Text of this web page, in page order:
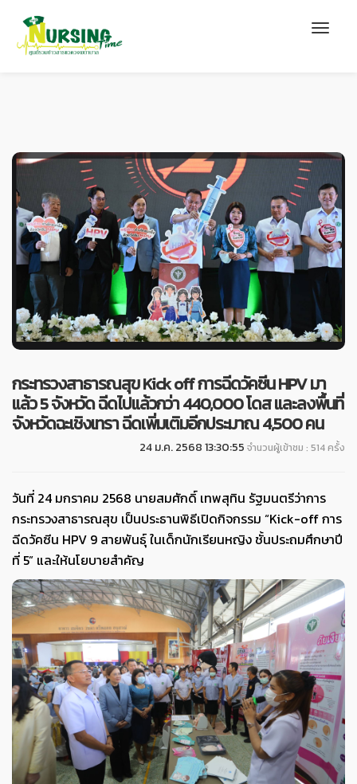
กระทรวงสาธารณสุข Kick off การฉีดวัคซีน HPV มา
แล้ว 5 จังหวัด ฉีดไปแล้วกว่า 440,000 โดส และลงพื้นที่
จังหวัดฉะเชิงเทรา ฉีดเพิ่มเติมอีกประมาณ 4,500 คน
24 ม.ค. 2568 13:30:55 จำนวนผู้เข้าชม : 514 ครั้ง
วันที่ 24 มกราคม 2568 นายสมศักดิ์ เทพสุทิน รัฐมนตรีว่าการ
กระทรวงสาธารณสุข เป็นประธานพิธีเปิดกิจกรรม “Kick-off การ
ฉีดวัคซีน HPV 9 สายพันธุ์ ในเด็กนักเรียนหญิง ชั้นประถมศึกษาปี
ที่ 5” และให้นโยบายสำคัญ